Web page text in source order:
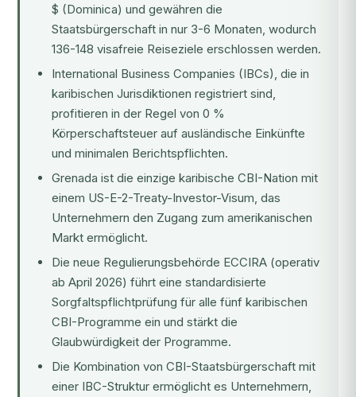
$ (Dominica) und gewähren die
Staatsbürgerschaft in nur 3-6 Monaten, wodurch
136-148 visafreie Reiseziele erschlossen werden.
International Business Companies (IBCs), die in
karibischen Jurisdiktionen registriert sind,
profitieren in der Regel von 0 %
Körperschaftsteuer auf ausländische Einkünfte
und minimalen Berichtspflichten.
Grenada ist die einzige karibische CBI-Nation mit
einem US-E-2-Treaty-Investor-Visum, das
Unternehmern den Zugang zum amerikanischen
Markt ermöglicht.
Die neue Regulierungsbehörde ECCIRA (operativ
ab April 2026) führt eine standardisierte
Sorgfaltspflichtprüfung für alle fünf karibischen
CBI-Programme ein und stärkt die
Glaubwürdigkeit der Programme.
Die Kombination von CBI-Staatsbürgerschaft mit
einer IBC-Struktur ermöglicht es Unternehmern,